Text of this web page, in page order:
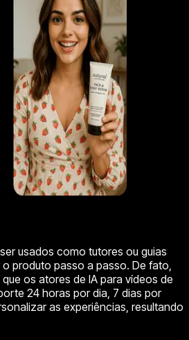
usados como tutores ou guias
produto passo a passo. De fato,
os atores de IA para vídeos de
24 horas por dia, 7 dias por
as experiências, resultando